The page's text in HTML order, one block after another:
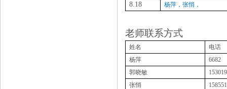
8.18 杨萍，张悄，
老师联系方式
姓名
电话
杨萍
6682
郭晓敏
张悄